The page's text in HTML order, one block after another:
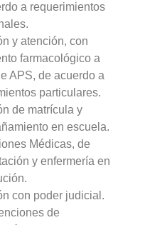
a requerimientos
y atención, con
farmacológico a
APS, de acuerdo a
particulares.
de matrícula y
en escuela.
Médicas, de
y enfermería en
con poder judicial.
de